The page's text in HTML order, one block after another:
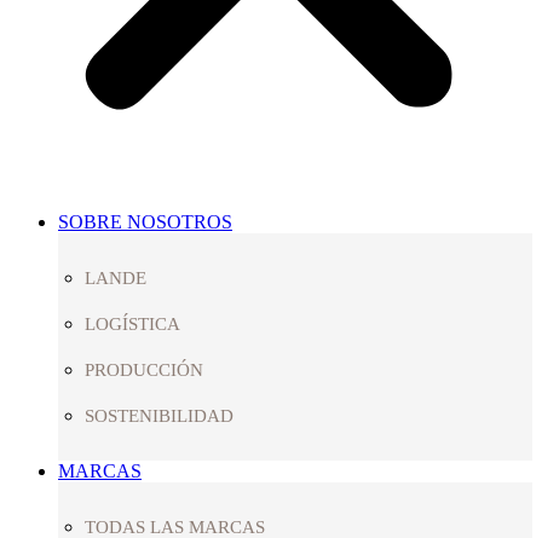
SOBRE NOSOTROS
LANDE
LOGÍSTICA
PRODUCCIÓN
SOSTENIBILIDAD
MARCAS
TODAS LAS MARCAS